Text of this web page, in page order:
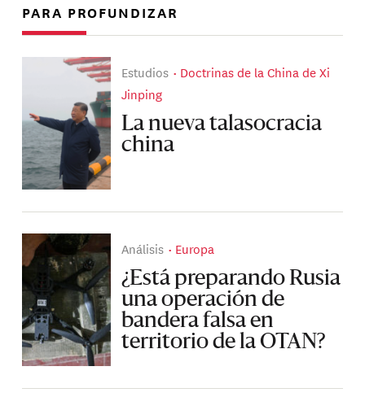
PARA PROFUNDIZAR
Estudios
Doctrinas de la China de Xi
Jinping
La nueva talasocracia
china
Análisis Europa
¿Está preparando Rusia
una operación de
bandera falsa en
territorio de la OTAN?